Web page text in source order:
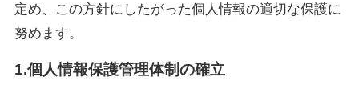
定め、この方針にしたがった個人情報の適切な保護に
努めます。
1.個人情報保護管理体制の確立